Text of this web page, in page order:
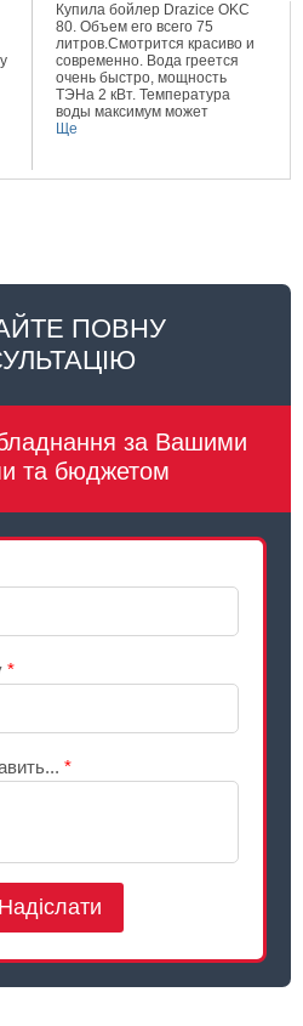
Купила бойлер Drazice OKC
80. Объем его всего 75
литров.Смотрится красиво и
современно. Вода греется
очень быстро, мощность
ТЭНа 2 кВт. Температура
воды максимум может
составлять 80 градусов.
Ще
ПОВНУ
за Вашими
та бюджетом
*
*
Надіслати